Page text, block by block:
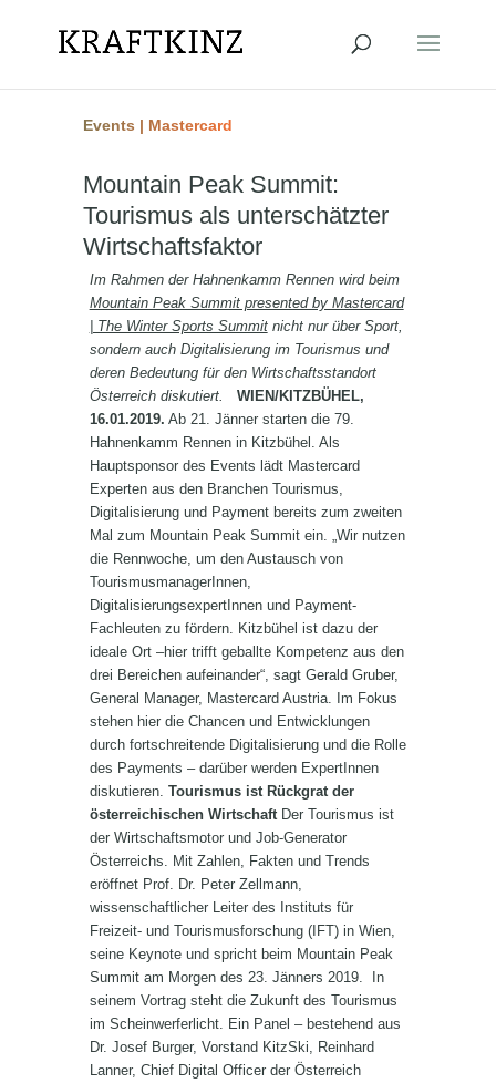
Events | Mastercard
Mountain Peak Summit:
Tourismus als unterschätzter
Wirtschaftsfaktor
Im Rahmen der Hahnenkamm Rennen wird beim
Mountain Peak Summit presented by Mastercard
| The Winter Sports Summitnicht nur über Sport,
sondern auch Digitalisierung im Tourismus und
deren Bedeutung für den Wirtschaftsstandort
Österreich diskutiert.
WIEN/KITZBÜHEL,
16.01.2019. Ab 21. Jänner starten die 79.
Hahnenkamm Rennen in Kitzbühel. Als
Hauptsponsor des Events lädt Mastercard
Experten aus den Branchen Tourismus,
Digitalisierung und Payment bereits zum zweiten
Mal zum Mountain Peak Summit ein. „Wir nutzen
die Rennwoche, um den Austausch von
TourismusmanagerInnen,
DigitalisierungsexpertInnen und Payment-
Fachleuten zu fördern. Kitzbühel ist dazu der
ideale Ort –hier trifft geballte Kompetenz aus den
drei Bereichen aufeinander“, sagt Gerald Gruber,
General Manager, Mastercard Austria. Im Fokus
stehen hier die Chancen und Entwicklungen
durch fortschreitende Digitalisierung und die Rolle
des Payments – darüber werden ExpertInnen
diskutieren. Tourismus ist Rückgrat der
österreichischen WirtschaftDer Tourismus ist
der Wirtschaftsmotor und Job-Generator
Österreichs. Mit Zahlen, Fakten und Trends
eröffnet Prof. Dr. Peter Zellmann,
wissenschaftlicher Leiter des Instituts für
Freizeit- und Tourismusforschung (IFT) in Wien,
seine Keynote und spricht beim Mountain Peak
Summit am Morgen des 23. Jänners 2019. In
seinem Vortrag steht die Zukunft des Tourismus
im Scheinwerferlicht. Ein Panel – bestehend aus
Dr. Josef Burger, Vorstand KitzSki, Reinhard
Lanner, Chief Digital Officer der Österreich